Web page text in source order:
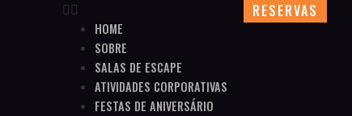
HOME
SOBRE
SALAS DE ESCAPE
ATIVIDADES CORPORATIVAS
FESTAS DE ANIVERSÁRIO
RESERVAS